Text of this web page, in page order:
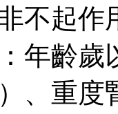
不起作
年齡歲
、重